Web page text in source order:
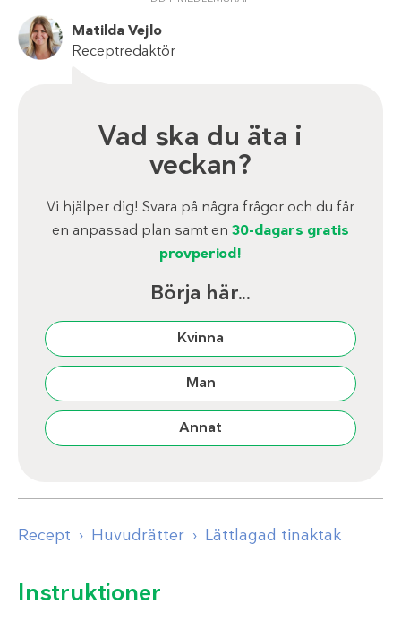
Matilda Vejlo
Receptredaktör
Vad ska du äta i
veckan?
Vi hjälper dig! Svara på några frågor och du får
en anpassad plan samt en 30-dagars gratis
provperiod!
Börja här...
Kvinna
Man
Annat
Recept Huvudrätter Lättlagad tinaktak
Instruktioner